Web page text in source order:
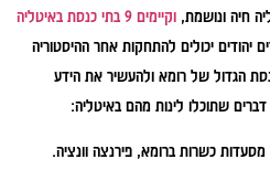
חיה ונושמת, וקיימים 9 בתי כנסת באיטליה
יהודים יכולים להתחקות אחר ההיסטוריה
הגדול של רומא ולהעשיר את הידע
דברים שתוכלו לינות מהם באיטליה:
מסעדות כשרות ברומא, פירנצה וונציה.